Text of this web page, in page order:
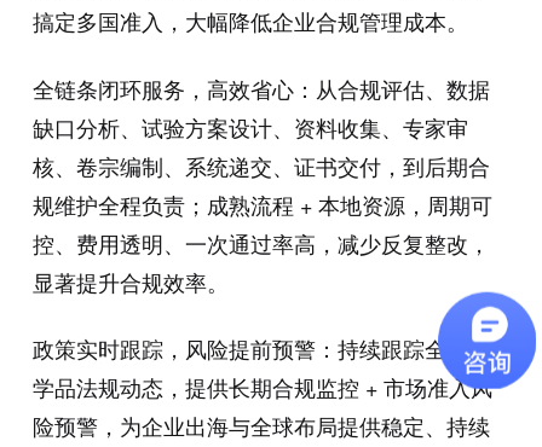
搞定多国准入，大幅降低企业合规管理成本。
全链条闭环服务，高效省心：从合规评估、数据
缺口分析、试验方案设计、资料收集、专家审
核、卷宗编制、系统递交、证书交付，到后期合
规维护全程负责；成熟流程 + 本地资源，周期可
控、费用透明、一次通过率高，减少反复整改，
显著提升合规效率。
政策实时跟踪，风险提前预警：持续跟踪全球化
学品法规动态，提供长期合规监控 + 市场准入风
险预警，为企业出海与全球布局提供稳定、持续